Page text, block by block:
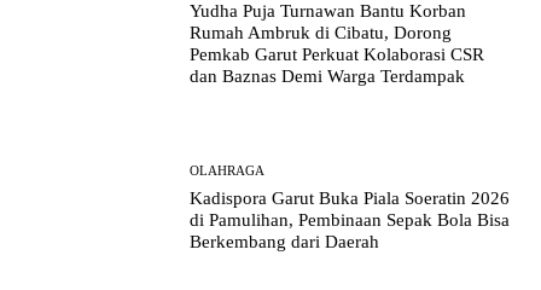
Yudha Puja Turnawan Bantu Korban
Rumah Ambruk di Cibatu, Dorong
Pemkab Garut Perkuat Kolaborasi CSR
dan Baznas Demi Warga Terdampak
OLAHRAGA
Kadispora Garut Buka Piala Soeratin 2026
di Pamulihan, Pembinaan Sepak Bola Bisa
Berkembang dari Daerah